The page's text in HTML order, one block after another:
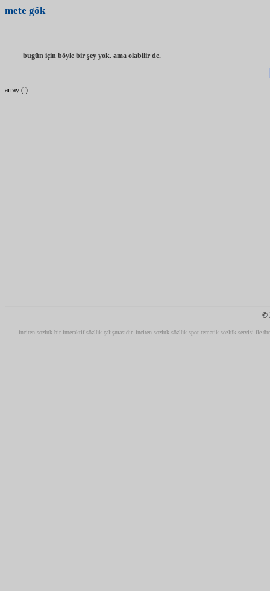
mete gök
bugün için böyle bir şey yok. ama olabilir de.
array ( )
©
inciten sozluk bir interaktif sözlük çalışmasıdır. inciten sozluk sözlük spot tematik sözlük servisi ile